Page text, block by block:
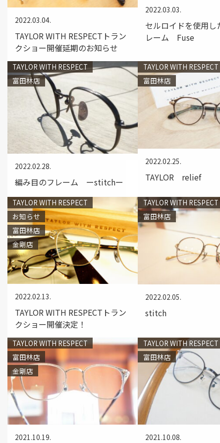
2022.03.04.
TAYLOR WITH RESPECTトラン
クショー開催延期のお知らせ
2022.03.03.
セルロイドを使用し
レーム Fuse
TAYLOR WITH RESPECT
富田林店
2022.02.28.
編み目のフレーム ーstitchー
TAYLOR WITH RESPECT
富田林店
2022.02.25.
TAYLOR relief
TAYLOR WITH RESPECT
お知らせ
富田林店
金剛店
2022.02.13.
TAYLOR WITH RESPECTトラン
クショー開催決定！
TAYLOR WITH RESPECT
富田林店
2022.02.05.
stitch
TAYLOR WITH RESPECT
富田林店
金剛店
2021.10.19.
TAYLOR WITH RESPECT
富田林店
2021.10.08.